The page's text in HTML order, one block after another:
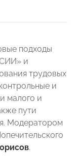
подходы
и
трудовых
и
малого и
пути
Модератором
.